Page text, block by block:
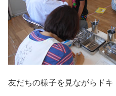
友だちの様子を見ながらドキ